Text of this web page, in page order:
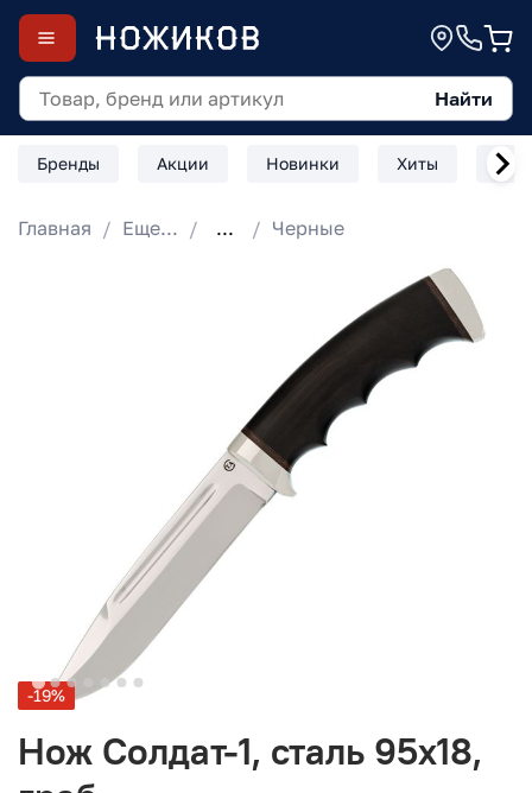
Найти
Бренды Акции Новинки Хиты
Главная Еще... ... Черные
-19%
Нож Солдат-1, сталь 95х18,